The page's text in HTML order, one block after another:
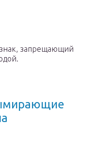
запрещающий